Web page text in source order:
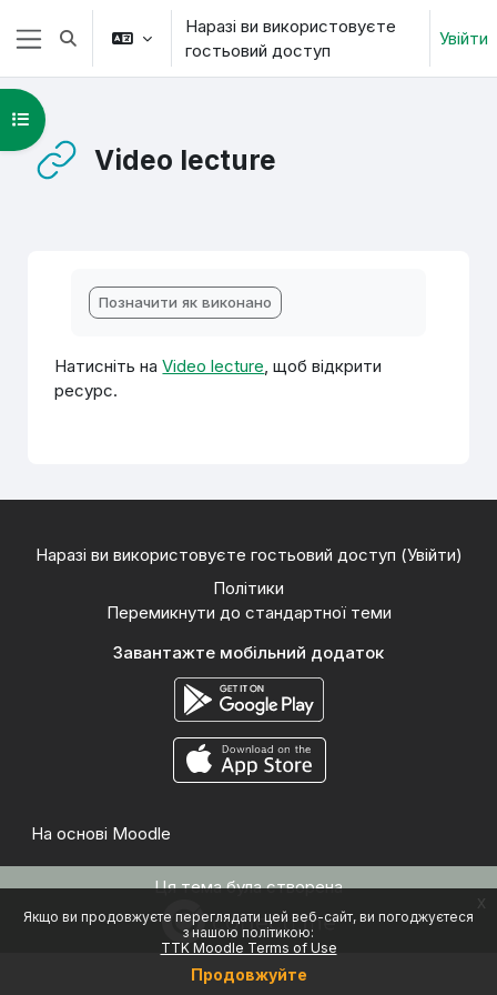
Перейти до головного вмісту
Якщо ви продовжуєте переглядати цей веб-сайт, ви погоджуєтеся
з нашою політикою:
TTK Moodle Terms of Use
Продовжуйте
x
Бокова панель
Переключити введення пошуку
Наразі ви використовуєте
гостьовий доступ
Увійти
Video lecture
Відкритий покажчик курсу
Позначити як виконано
Натисніть наVideo lecture, щоб відкрити
ресурс.
Наразі ви використовуєте гостьовий доступ (Увійти)
Політики
Перемикнути до стандартної теми
Завантажте мобільний додаток
На основі Moodle
Ця тема була створена